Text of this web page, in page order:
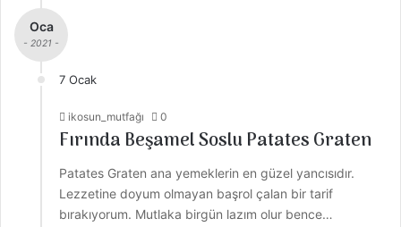
Oca
- 2021 -
7 Ocak
ikosun_mutfağı 0
Fırında Beşamel Soslu Patates Graten
Patates Graten ana yemeklerin en güzel yancısıdır.
Lezzetine doyum olmayan başrol çalan bir tarif
bırakıyorum. Mutlaka birgün lazım olur bence…